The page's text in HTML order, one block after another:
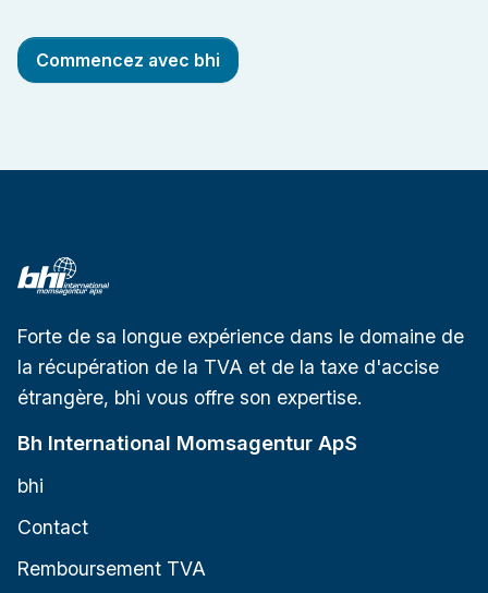
Commencez avec bhi
Forte de sa longue expérience dans le domaine de
la récupération de la TVA et de la taxe d'accise
étrangère, bhi vous offre son expertise.
Bh International Momsagentur ApS
bhi
Contact
Remboursement TVA